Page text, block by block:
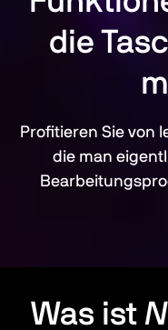
die
Profitieren Sie von
die man
Was ist